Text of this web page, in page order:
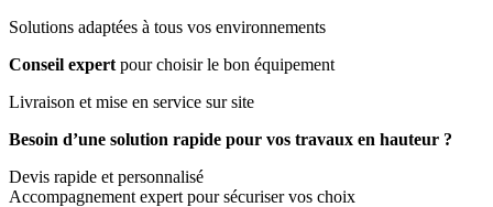
Solutions adaptées à tous vos environnements
Conseil expert pour choisir le bon équipement
Livraison et mise en service sur site
Besoin d’une solution rapide pour vos travaux en hauteur ?
Devis rapide et personnalisé
Accompagnement expert pour sécuriser vos choix